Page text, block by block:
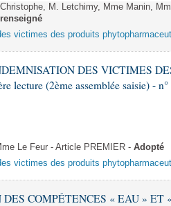
M. Letchimy, Mme Manin,
victimes des produits
DES VICTIMES
lecture (2ème assemblée saisie) - n°
Le Feur - Article PREMIER - Adopté
victimes des produits
COMPÉTENCES « EAU » ET